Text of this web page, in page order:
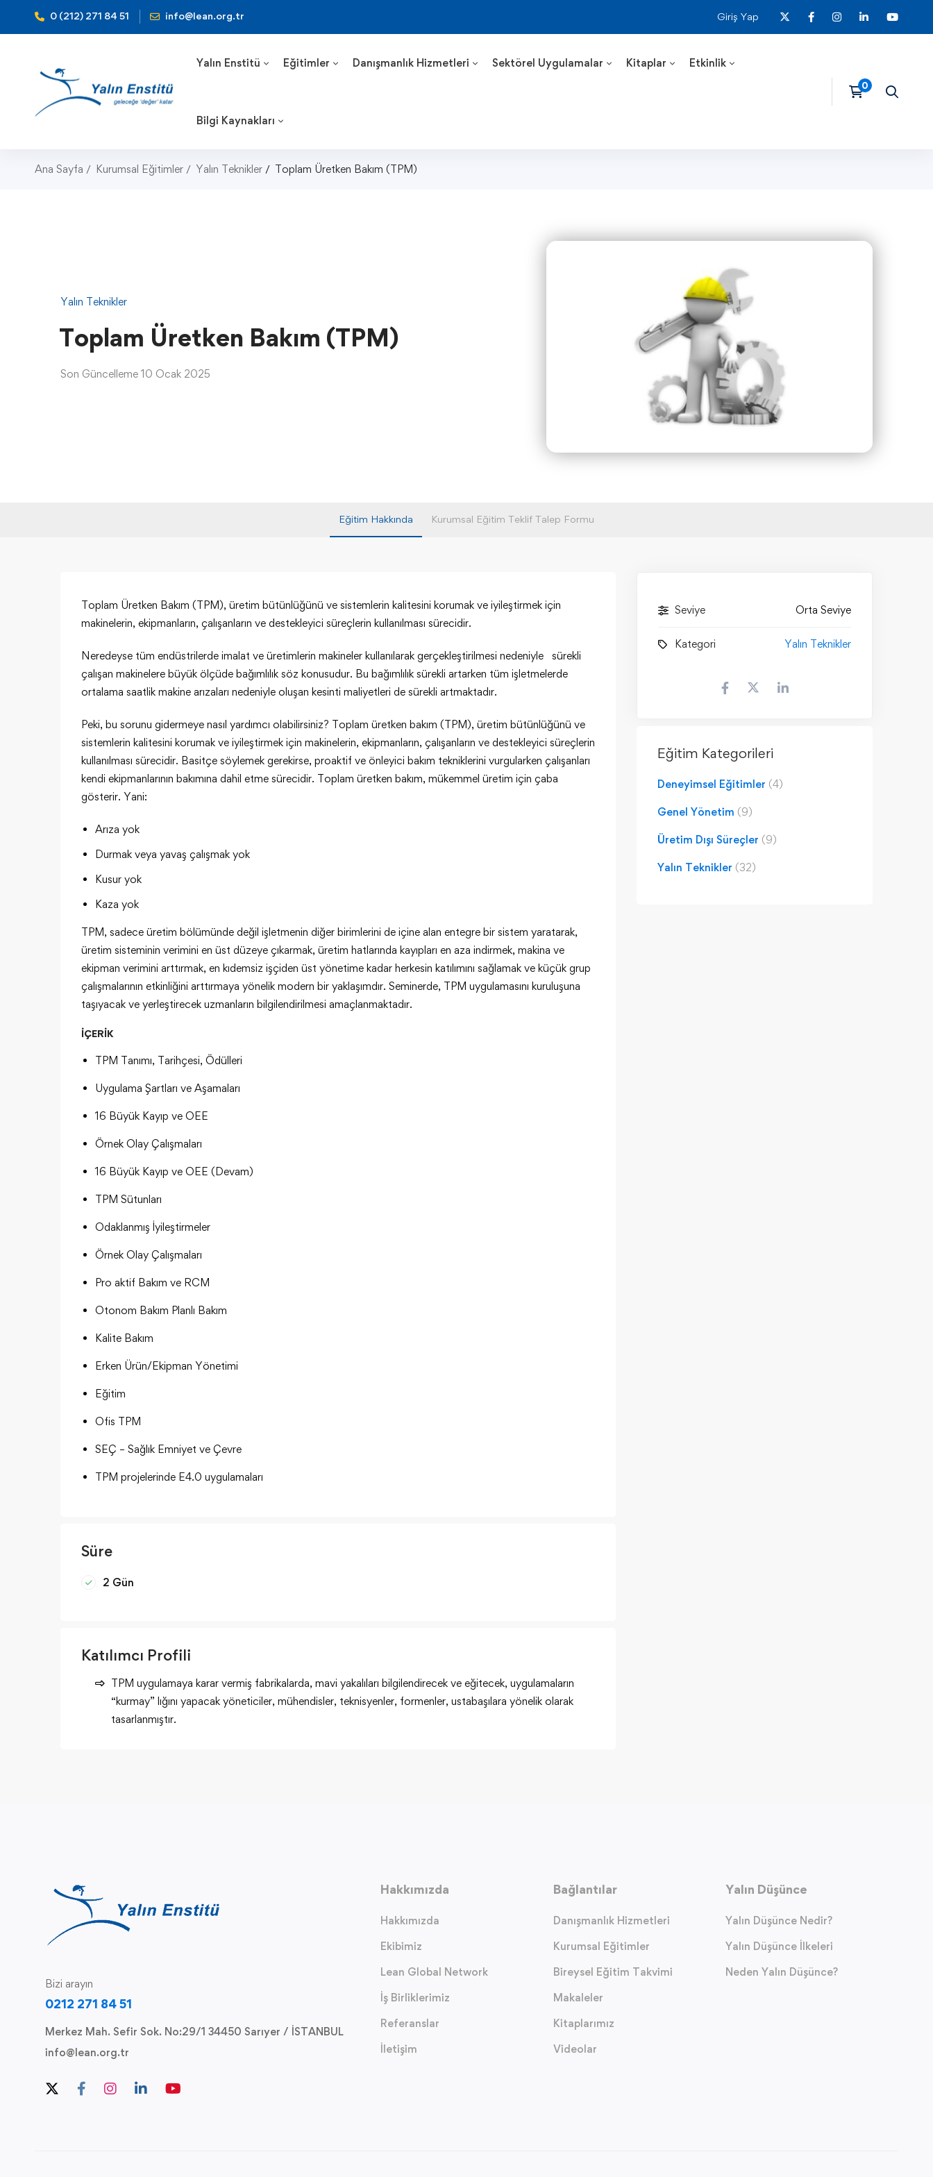
0 (212) 271 84 51 info@lean.org.tr Giriş Yap
Yalın Enstitü Eğitimler Danışmanlık Hizmetleri Sektörel Uygulamalar Kitaplar Etkinlik
Bilgi Kaynakları
Ana Sayfa Kurumsal Eğitimler Yalın Teknikler Toplam Üretken Bakım (TPM)
Yalın Teknikler
Toplam Üretken Bakım (TPM)
Son Güncelleme 10 Ocak 2025
Eğitim Hakkında Kurumsal Eğitim Teklif Talep Formu
Toplam Üretken Bakım (TPM), üretim bütünlüğünü ve sistemlerin kalitesini korumak ve iyileştirmek için
makinelerin, ekipmanların, çalışanların ve destekleyici süreçlerin kullanılması sürecidir.
Neredeyse tüm endüstrilerde imalat ve üretimlerin makineler kullanılarak gerçekleştirilmesi nedeniyle sürekli
çalışan makinelere büyük ölçüde bağımlılık söz konusudur. Bu bağımlılık sürekli artarken tüm işletmelerde
ortalama saatlik makine arızaları nedeniyle oluşan kesinti maliyetleri de sürekli artmaktadır.
Peki, bu sorunu gidermeye nasıl yardımcı olabilirsiniz? Toplam üretken bakım (TPM), üretim bütünlüğünü ve
sistemlerin kalitesini korumak ve iyileştirmek için makinelerin, ekipmanların, çalışanların ve destekleyici süreçlerin
kullanılması sürecidir. Basitçe söylemek gerekirse, proaktif ve önleyici bakım tekniklerini vurgularken çalışanları
kendi ekipmanlarının bakımına dahil etme sürecidir. Toplam üretken bakım, mükemmel üretim için çaba
gösterir. Yani:
Arıza yok
Durmak veya yavaş çalışmak yok
Kusur yok
Kaza yok
TPM, sadece üretim bölümünde değil işletmenin diğer birimlerini de içine alan entegre bir sistem yaratarak,
üretim sisteminin verimini en üst düzeye çıkarmak, üretim hatlarında kayıpları en aza indirmek, makina ve
ekipman verimini arttırmak, en kıdemsiz işçiden üst yönetime kadar herkesin katılımını sağlamak ve küçük grup
çalışmalarının etkinliğini arttırmaya yönelik modern bir yaklaşımdır. Seminerde, TPM uygulamasını kuruluşuna
taşıyacak ve yerleştirecek uzmanların bilgilendirilmesi amaçlanmaktadır.
İÇERİK
TPM Tanımı, Tarihçesi, Ödülleri
Uygulama Şartları ve Aşamaları
16 Büyük Kayıp ve OEE
Örnek Olay Çalışmaları
16 Büyük Kayıp ve OEE (Devam)
TPM Sütunları
Odaklanmış İyileştirmeler
Örnek Olay Çalışmaları
Pro aktif Bakım ve RCM
Otonom Bakım Planlı Bakım
Kalite Bakım
Erken Ürün/Ekipman Yönetimi
Eğitim
Ofis TPM
SEÇ – Sağlık Emniyet ve Çevre
TPM projelerinde E4.0 uygulamaları
Süre
2 Gün
Katılımcı Profili
TPM uygulamaya karar vermiş fabrikalarda, mavi yakalıları bilgilendirecek ve eğitecek, uygulamaların
“kurmay” lığını yapacak yöneticiler, mühendisler, teknisyenler, formenler, ustabaşılara yönelik olarak
tasarlanmıştır.
Seviye Orta Seviye
Kategori Yalın Teknikler
Eğitim Kategorileri
Deneyimsel Eğitimler (4)
Genel Yönetim (9)
Üretim Dışı Süreçler (9)
Yalın Teknikler (32)
Bizi arayın
0212 271 84 51
Merkez Mah. Sefir Sok. No:29/1 34450 Sarıyer / İSTANBUL
info@lean.org.tr
Hakkımızda
Hakkımızda
Ekibimiz
Lean Global Network
İş Birliklerimiz
Referanslar
İletişim
Bağlantılar
Danışmanlık Hizmetleri
Kurumsal Eğitimler
Bireysel Eğitim Takvimi
Makaleler
Kitaplarımız
Videolar
Yalın Düşünce
Yalın Düşünce Nedir?
Yalın Düşünce İlkeleri
Neden Yalın Düşünce?